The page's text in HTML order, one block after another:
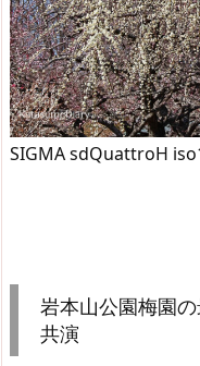
SIGMA sdQuattroH
岩本山公園梅園
共演